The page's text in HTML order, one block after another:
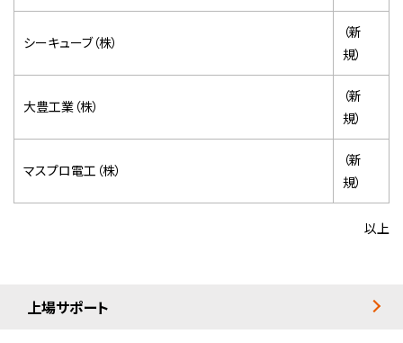
シーキューブ（株）
（新
規）
大豊工業（株）
（新
規）
マスプロ電工（株）
（新
規）
以上
上場サポート